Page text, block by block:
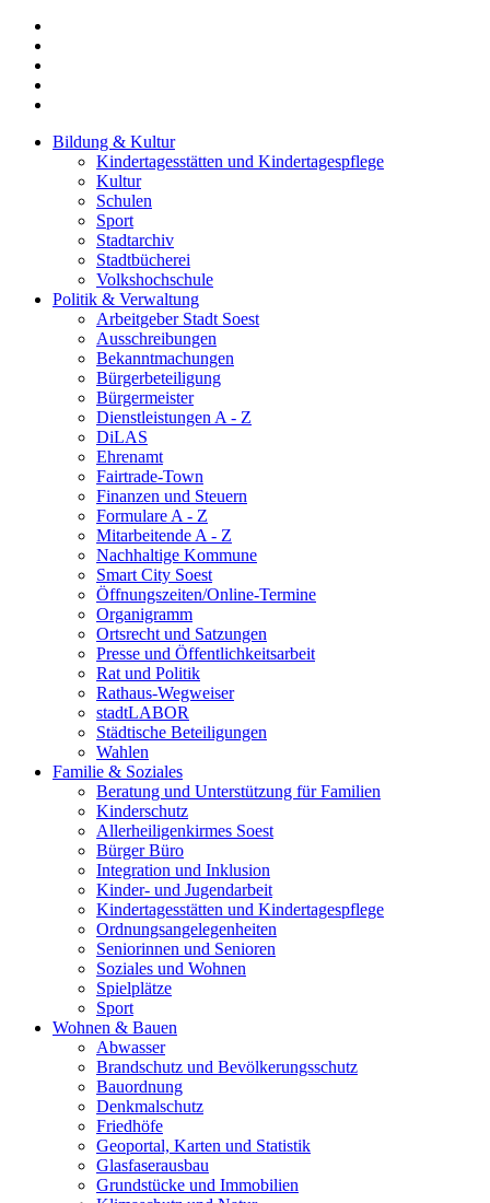
Bildung & Kultur
Kindertagesstätten und Kindertagespflege
Kultur
Schulen
Sport
Stadtarchiv
Stadtbücherei
Volkshochschule
Politik & Verwaltung
Arbeitgeber Stadt Soest
Ausschreibungen
Bekanntmachungen
Bürgerbeteiligung
Bürgermeister
Dienstleistungen A - Z
DiLAS
Ehrenamt
Fairtrade-Town
Finanzen und Steuern
Formulare A - Z
Mitarbeitende A - Z
Nachhaltige Kommune
Smart City Soest
Öffnungszeiten/Online-Termine
Organigramm
Ortsrecht und Satzungen
Presse und Öffentlichkeitsarbeit
Rat und Politik
Rathaus-Wegweiser
stadtLABOR
Städtische Beteiligungen
Wahlen
Familie & Soziales
Beratung und Unterstützung für Familien
Kinderschutz
Allerheiligenkirmes Soest
Bürger Büro
Integration und Inklusion
Kinder- und Jugendarbeit
Kindertagesstätten und Kindertagespflege
Ordnungsangelegenheiten
Seniorinnen und Senioren
Soziales und Wohnen
Spielplätze
Sport
Wohnen & Bauen
Abwasser
Brandschutz und Bevölkerungsschutz
Bauordnung
Denkmalschutz
Friedhöfe
Geoportal, Karten und Statistik
Glasfaserausbau
Grundstücke und Immobilien